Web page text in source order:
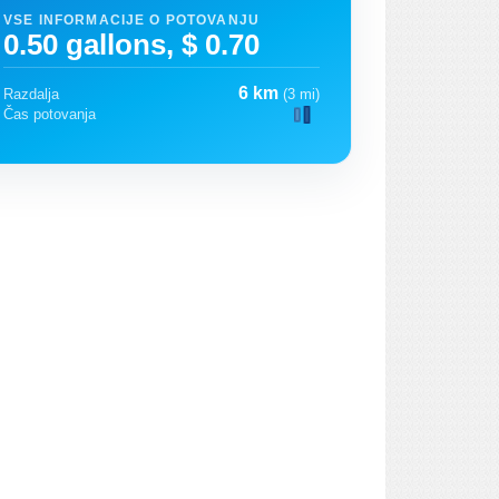
VSE INFORMACIJE O POTOVANJU
0.50 gallons, $ 0.70
Razdalja 6 km (3 mi)
Čas potovanja